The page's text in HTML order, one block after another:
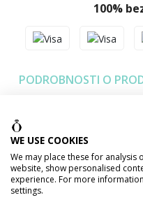
100%
PODROBNOSTI O
Váha šperku
Výška
Šírka
WE USE COOKIES
We may place these for
website, show personalised
experience. For more
settings.